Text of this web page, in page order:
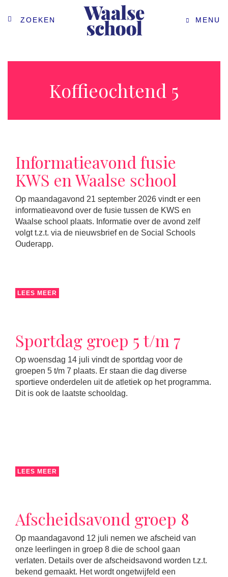
ZOEKEN MENU
Koffieochtend 5
Informatieavond fusie
KWS en Waalse school
Op maandagavond 21 september 2026 vindt er een
informatieavond over de fusie tussen de KWS en
Waalse school plaats. Informatie over de avond zelf
volgt t.z.t. via de nieuwsbrief en de Social Schools
Ouderapp.
LEES MEER
Sportdag groep 5 t/m 7
Op woensdag 14 juli vindt de sportdag voor de
groepen 5 t/m 7 plaats. Er staan die dag diverse
sportieve onderdelen uit de atletiek op het programma.
Dit is ook de laatste schooldag.
LEES MEER
Afscheidsavond groep 8
Op maandagavond 12 juli nemen we afscheid van
onze leerlingen in groep 8 die de school gaan
verlaten. Details over de afscheidsavond worden t.z.t.
bekend gemaakt. Het wordt ongetwijfeld een